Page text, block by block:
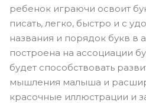
ребенок играючи освоит
писать, легко, быстро и с
названия и порядок букв в
построена на ассоциации
будет способствовать
мышления малыша и
красочные иллюстрации и